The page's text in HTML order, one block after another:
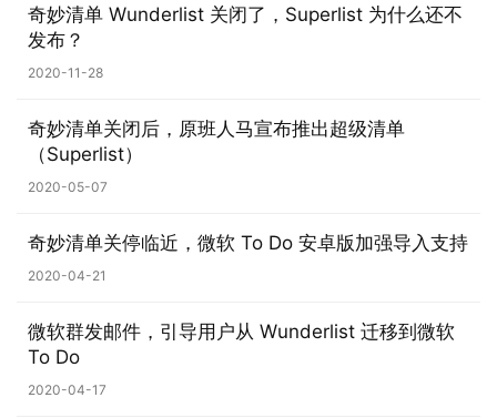
n
C
件
卓
奇妙清单 Wunderlist 关闭了，Superlist 为什么还不
发布？
2020-11-28
奇妙清单关闭后，原班人马宣布推出超级清单
（Superlist）
2020-05-07
奇妙清单关停临近，微软 To Do 安卓版加强导入支持
2020-04-21
微软群发邮件，引导用户从 Wunderlist 迁移到微软
To Do
2020-04-17